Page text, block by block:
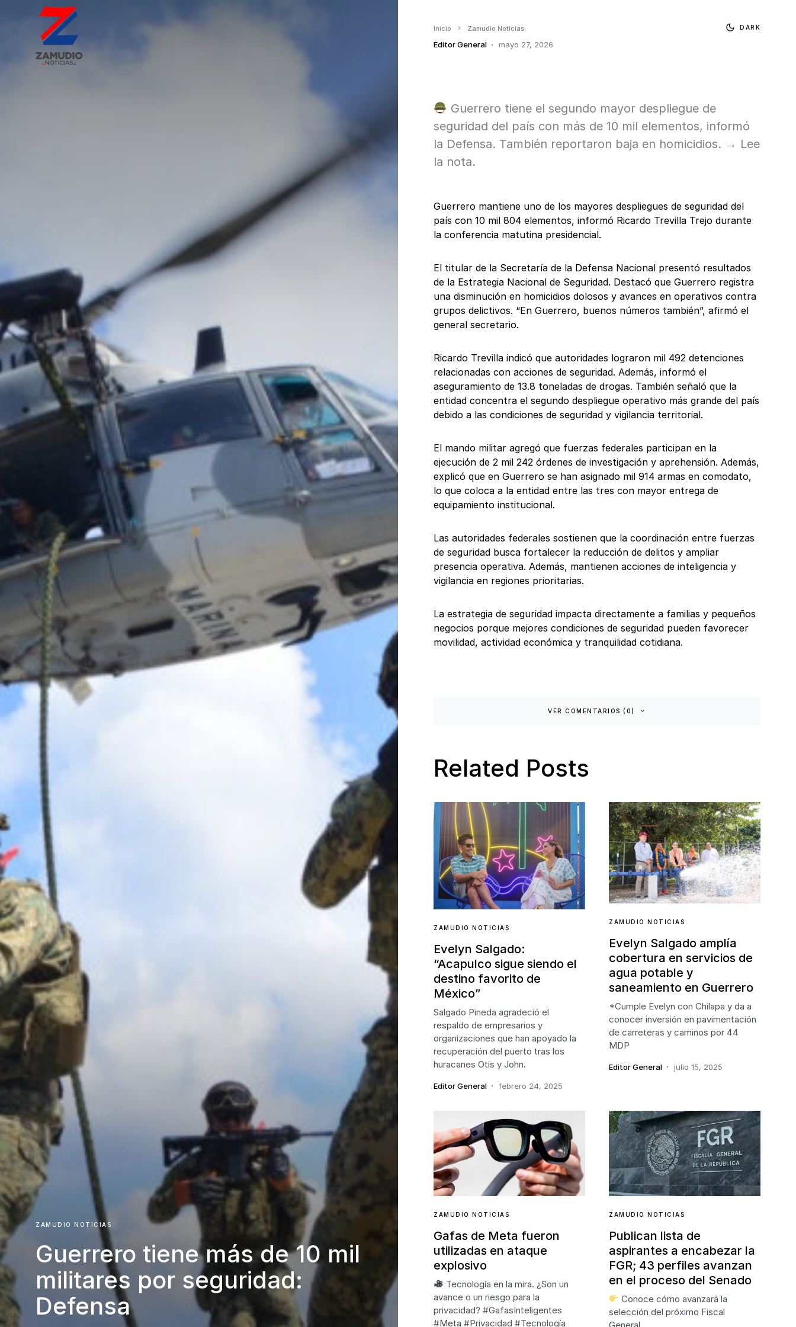
ZAMUDIO NOTICIAS
Guerrero tiene más de 10 mil
militares por seguridad:
Defensa
Inicio Zamudio Noticias
Editor General mayo 27, 2026
DARK
Guerrero tiene el segundo mayor despliegue de
seguridad del país con más de 10 mil elementos, informó
la Defensa. También reportaron baja en homicidios. → Lee
la nota.
Guerrero mantiene uno de los mayores despliegues de seguridad del
país con 10 mil 804 elementos, informó Ricardo Trevilla Trejo durante
la conferencia matutina presidencial.
El titular de la Secretaría de la Defensa Nacional presentó resultados
de la Estrategia Nacional de Seguridad. Destacó que Guerrero registra
una disminución en homicidios dolosos y avances en operativos contra
grupos delictivos. “En Guerrero, buenos números también”, afirmó el
general secretario.
Ricardo Trevilla indicó que autoridades lograron mil 492 detenciones
relacionadas con acciones de seguridad. Además, informó el
aseguramiento de 13.8 toneladas de drogas. También señaló que la
entidad concentra el segundo despliegue operativo más grande del país
debido a las condiciones de seguridad y vigilancia territorial.
El mando militar agregó que fuerzas federales participan en la
ejecución de 2 mil 242 órdenes de investigación y aprehensión. Además,
explicó que en Guerrero se han asignado mil 914 armas en comodato,
lo que coloca a la entidad entre las tres con mayor entrega de
equipamiento institucional.
Las autoridades federales sostienen que la coordinación entre fuerzas
de seguridad busca fortalecer la reducción de delitos y ampliar
presencia operativa. Además, mantienen acciones de inteligencia y
vigilancia en regiones prioritarias.
La estrategia de seguridad impacta directamente a familias y pequeños
negocios porque mejores condiciones de seguridad pueden favorecer
movilidad, actividad económica y tranquilidad cotidiana.
VER COMENTARIOS (0)
Related Posts
ZAMUDIO NOTICIAS
Evelyn Salgado:
“Acapulco sigue siendo el
destino favorito de
México”
Salgado Pineda agradeció el
respaldo de empresarios y
organizaciones que han apoyado la
recuperación del puerto tras los
huracanes Otis y John.
Editor General febrero 24, 2025
ZAMUDIO NOTICIAS
Evelyn Salgado amplía
cobertura en servicios de
agua potable y
saneamiento en Guerrero
*Cumple Evelyn con Chilapa y da a
conocer inversión en pavimentación
de carreteras y caminos por 44
MDP
Editor General julio 15, 2025
ZAMUDIO NOTICIAS
Gafas de Meta fueron
utilizadas en ataque
explosivo
Tecnología en la mira. ¿Son un
avance o un riesgo para la
privacidad? #GafasInteligentes
#Meta #Privacidad #Tecnología
ZAMUDIO NOTICIAS
Publican lista de
aspirantes a encabezar la
FGR; 43 perfiles avanzan
en el proceso del Senado
Conoce cómo avanzará la
selección del próximo Fiscal
General.